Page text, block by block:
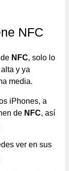
NFC
NFC, solo lo
y ya
media.
iPhones, a
de NFC, así
ver en sus